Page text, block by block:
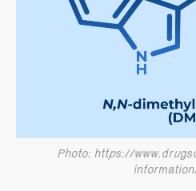
Photo: https://